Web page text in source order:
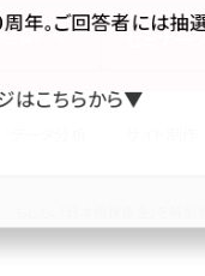
から探す セミナー
年。ご回答者には抽
はこちらから▼